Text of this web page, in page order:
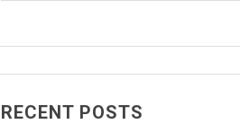
RECENT POSTS